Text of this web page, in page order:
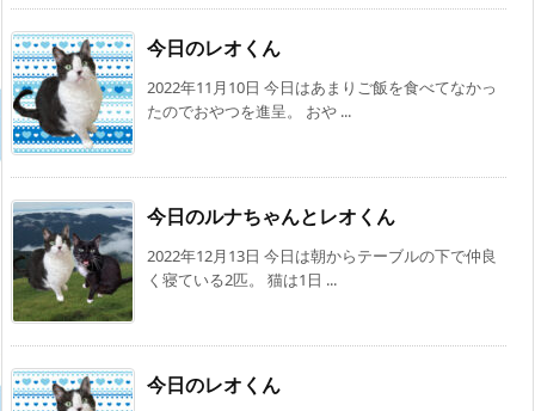
今日のレオくん
2022年11月10日 今日はあまりご飯を食べてなかっ
たのでおやつを進呈。 おや ...
今日のルナちゃんとレオくん
2022年12月13日 今日は朝からテーブルの下で仲良
く寝ている2匹。 猫は1日 ...
今日のレオくん